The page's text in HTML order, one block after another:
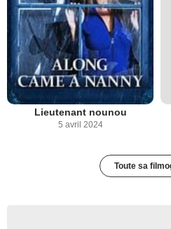
Lieutenant nounou
5 avril 2024
Toute sa